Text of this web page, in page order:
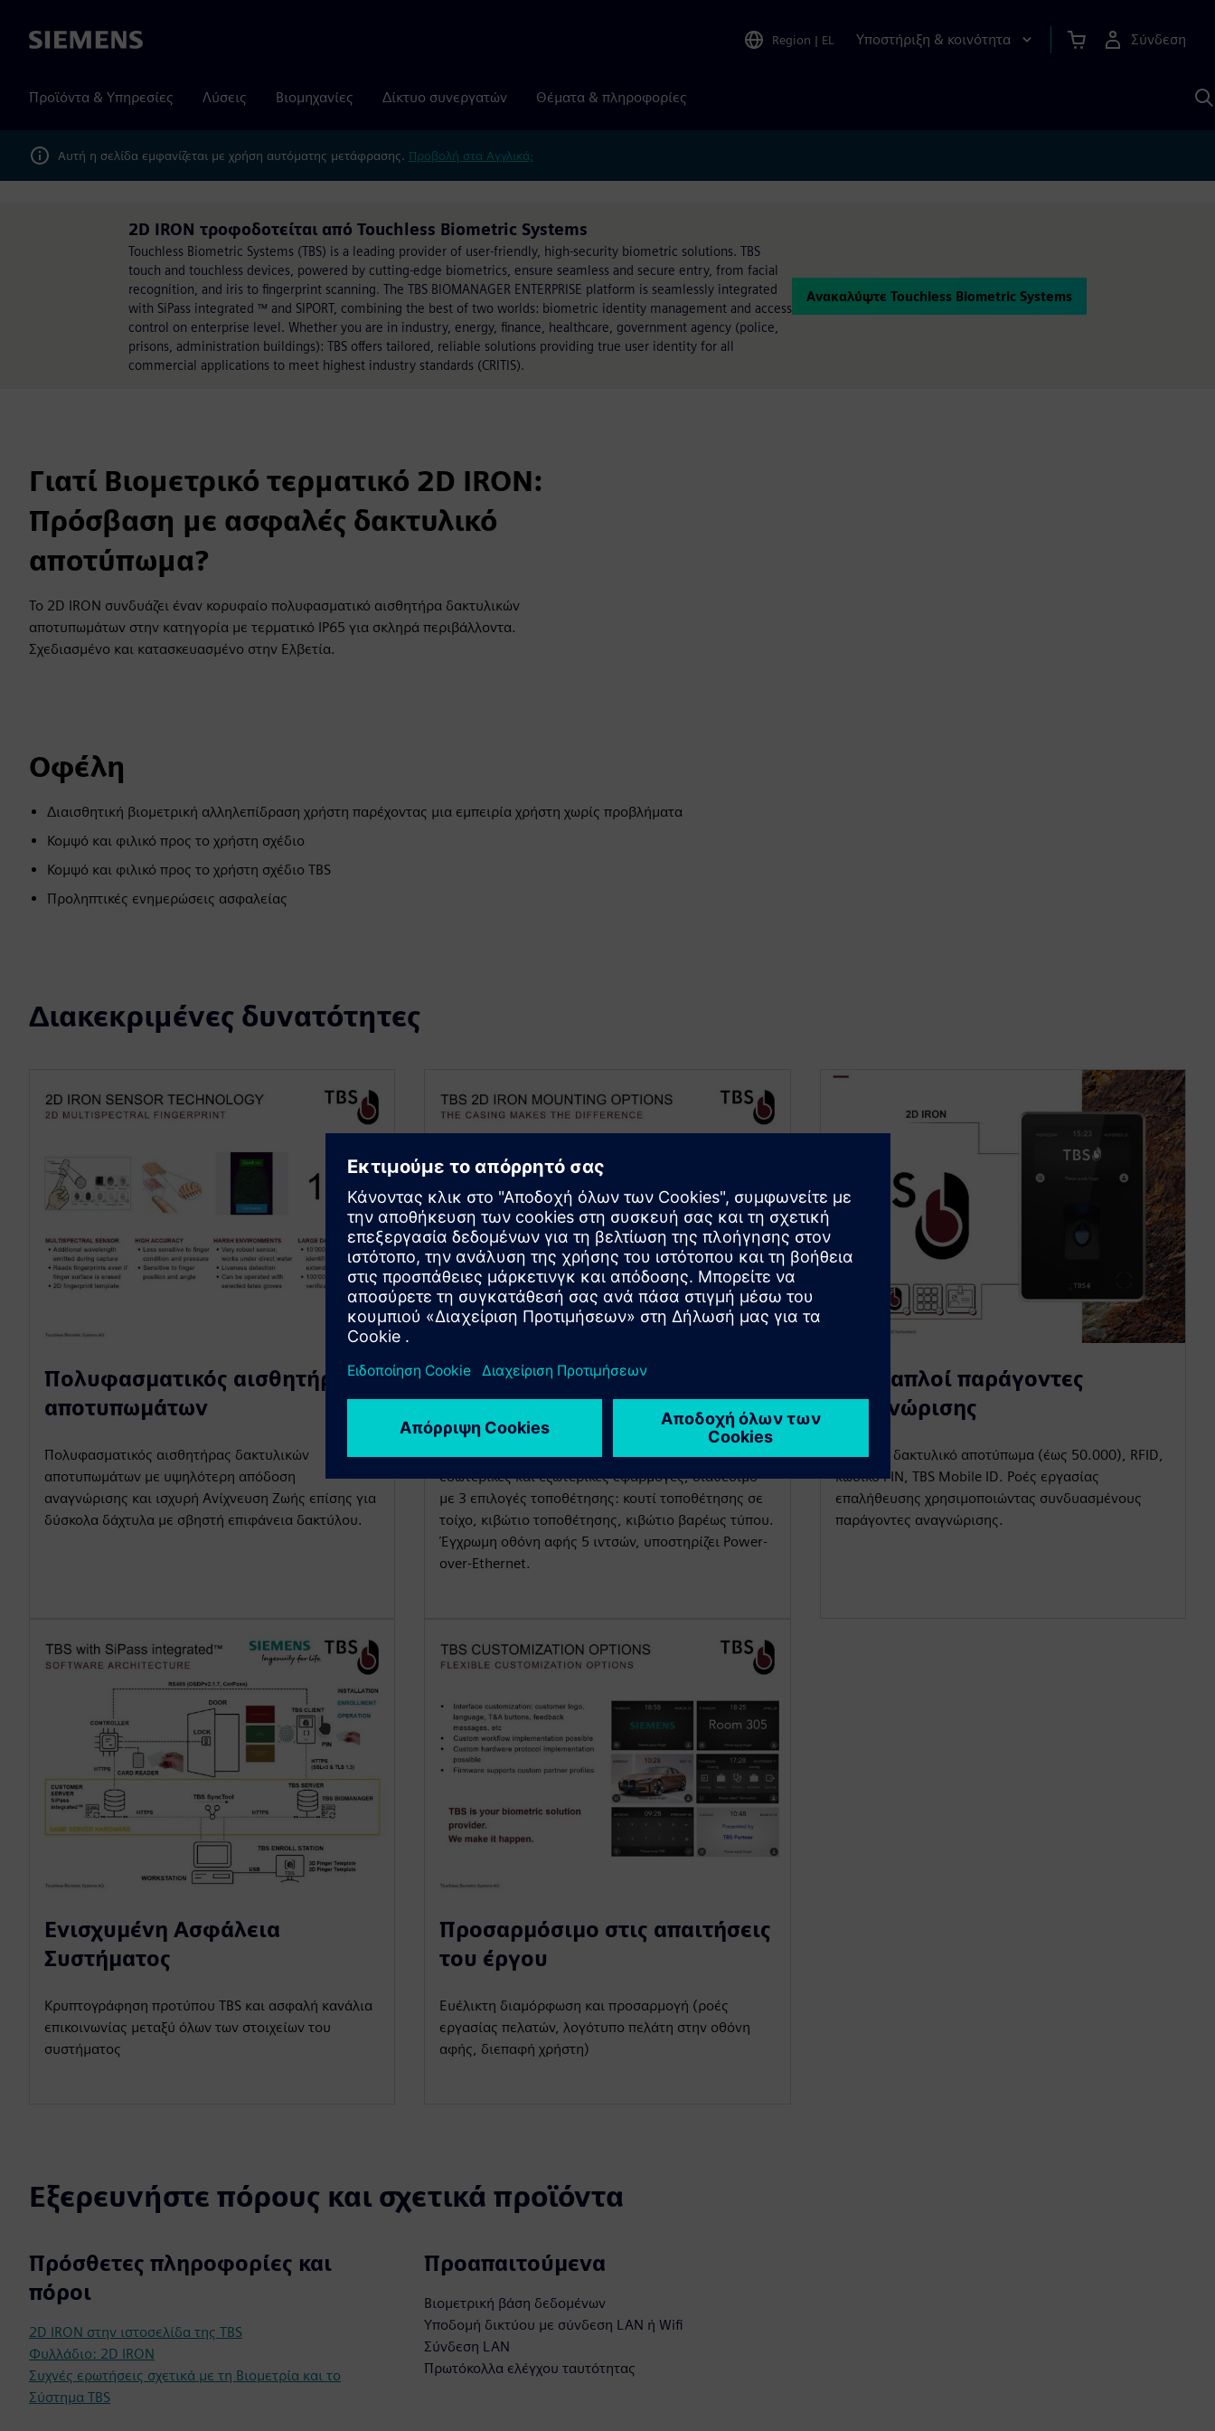
Siemens Region | EL Υποστήριξη & κοινότητα Σύνδεση
Προϊόντα & Υπηρεσίες Λύσεις Βιομηχανίες Δίκτυο συνεργατών Θέματα & πληροφορίες
Αυτή η σελίδα εμφανίζεται με χρήση αυτόματης μετάφρασης. Προβολή στα Αγγλικά;
2D IRON τροφοδοτείται από Touchless Biometric Systems
Touchless Biometric Systems (TBS) is a leading provider of user-friendly, high-security biometric solutions. TBS
touch and touchless devices, powered by cutting-edge biometrics, ensure seamless and secure entry, from facial
recognition, and iris to fingerprint scanning. The TBS BIOMANAGER ENTERPRISE platform is seamlessly integrated
with SiPass integrated ™ and SIPORT, combining the best of two worlds: biometric identity management and access
control on enterprise level. Whether you are in industry, energy, finance, healthcare, government agency (police,
prisons, administration buildings): TBS offers tailored, reliable solutions providing true user identity for all
commercial applications to meet highest industry standards (CRITIS).
Ανακαλύψτε Touchless Biometric Systems
Γιατί Βιομετρικό τερματικό 2D IRON:
Πρόσβαση με ασφαλές δακτυλικό
αποτύπωμα?
Το 2D IRON συνδυάζει έναν κορυφαίο πολυφασματικό αισθητήρα δακτυλικών
αποτυπωμάτων στην κατηγορία με τερματικό IP65 για σκληρά περιβάλλοντα.
Σχεδιασμένο και κατασκευασμένο στην Ελβετία.
Οφέλη
Διαισθητική βιομετρική αλληλεπίδραση χρήστη παρέχοντας μια εμπειρία χρήστη χωρίς προβλήματα
Κομψό και φιλικό προς το χρήστη σχέδιο
Κομψό και φιλικό προς το χρήστη σχέδιο TBS
Προληπτικές ενημερώσεις ασφαλείας
Διακεκριμένες δυνατότητες
Πολυφασματικός αισθητήρας
αποτυπωμάτων
Πολυφασματικός αισθητήρας δακτυλικών
αποτυπωμάτων με υψηλότερη απόδοση
αναγνώρισης και ισχυρή Ανίχνευση Ζωής επίσης για
δύσκολα δάχτυλα με σβηστή επιφάνεια δακτύλου.
Ευέλικτες επιλογές
εγκατάστασης
Αδιάβροχο και ανθεκτικό στη σκόνη (IP65) για
εσωτερικές και εξωτερικές εφαρμογές, διαθέσιμο
με 3 επιλογές τοποθέτησης: κουτί τοποθέτησης σε
τοίχο, κιβώτιο τοποθέτησης, κιβώτιο βαρέως τύπου.
Έγχρωμη οθόνη αφής 5 ιντσών, υποστηρίζει Power-
over-Ethernet.
Πολλαπλοί παράγοντες
αναγνώρισης
Διαβάζει δακτυλικό αποτύπωμα (έως 50.000), RFID,
κωδικό PIN, TBS Mobile ID. Ροές εργασίας
επαλήθευσης χρησιμοποιώντας συνδυασμένους
παράγοντες αναγνώρισης.
Ενισχυμένη Ασφάλεια
Συστήματος
Κρυπτογράφηση προτύπου TBS και ασφαλή κανάλια
επικοινωνίας μεταξύ όλων των στοιχείων του
συστήματος
Προσαρμόσιμο στις απαιτήσεις
του έργου
Ευέλικτη διαμόρφωση και προσαρμογή (ροές
εργασίας πελατών, λογότυπο πελάτη στην οθόνη
αφής, διεπαφή χρήστη)
Εξερευνήστε πόρους και σχετικά προϊόντα
Πρόσθετες πληροφορίες και
πόροι
2D IRON στην ιστοσελίδα της TBS
Φυλλάδιο: 2D IRON
Συχνές ερωτήσεις σχετικά με τη Βιομετρία και το
Σύστημα TBS
Προαπαιτούμενα
Βιομετρική βάση δεδομένων
Υποδομή δικτύου με σύνδεση LAN ή Wifi
Σύνδεση LAN
Πρωτόκολλα ελέγχου ταυτότητας